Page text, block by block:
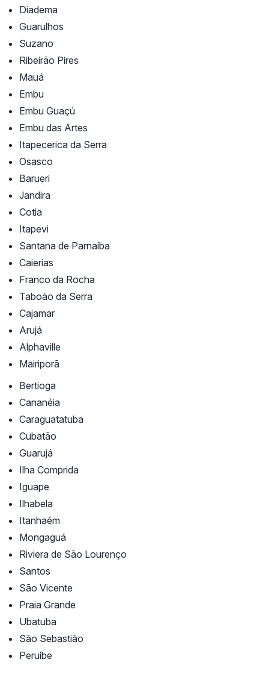
Diadema
Guarulhos
Suzano
Ribeirão Pires
Mauá
Embu
Embu Guaçú
Embu das Artes
Itapecerica da Serra
Osasco
Barueri
Jandira
Cotia
Itapevi
Santana de Parnaíba
Caierias
Franco da Rocha
Taboão da Serra
Cajamar
Arujá
Alphaville
Mairiporã
Bertioga
Cananéia
Caraguatatuba
Cubatão
Guarujá
Ilha Comprida
Iguape
Ilhabela
Itanhaém
Mongaguá
Riviera de São Lourenço
Santos
São Vicente
Praia Grande
Ubatuba
São Sebastião
Peruíbe